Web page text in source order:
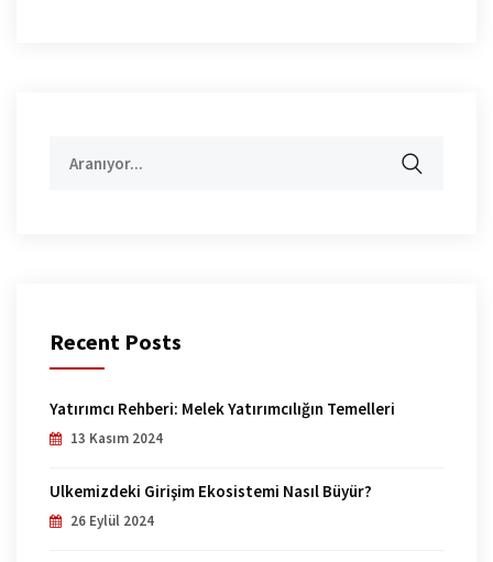
Recent Posts
Yatırımcı Rehberi: Melek Yatırımcılığın Temelleri
13 Kasım 2024
Ülkemizdeki Girişim Ekosistemi Nasıl Büyür?
26 Eylül 2024